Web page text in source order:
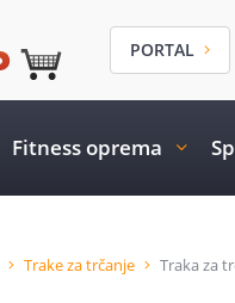
PORTAL
Fitness oprema
Trake za trčanje Traka za